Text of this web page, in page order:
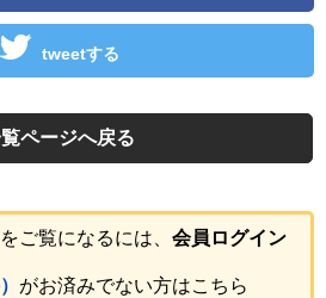
tweetする
ページへ戻る
ご覧になるには、 会員ログイン
がお済みでない方はこちら